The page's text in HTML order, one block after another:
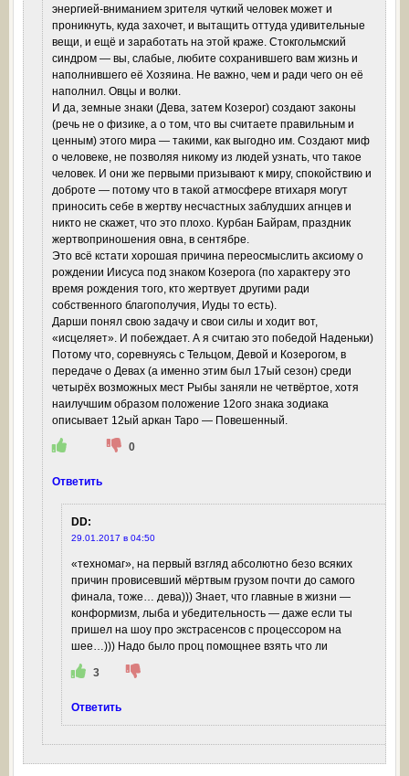
энергией-вниманием зрителя чуткий человек может и
проникнуть, куда захочет, и вытащить оттуда удивительные
вещи, и ещё и заработать на этой краже. Стокгольмский
синдром — вы, слабые, любите сохранившего вам жизнь и
наполнившего её Хозяина. Не важно, чем и ради чего он её
наполнил. Овцы и волки.
И да, земные знаки (Дева, затем Козерог) создают законы
(речь не о физике, а о том, что вы считаете правильным и
ценным) этого мира — такими, как выгодно им. Создают миф
о человеке, не позволяя никому из людей узнать, что такое
человек. И они же первыми призывают к миру, спокойствию и
доброте — потому что в такой атмосфере втихаря могут
приносить себе в жертву несчастных заблудших агнцев и
никто не скажет, что это плохо. Курбан Байрам, праздник
жертвоприношения овна, в сентябре.
Это всё кстати хорошая причина переосмыслить аксиому о
рождении Иисуса под знаком Козерога (по характеру это
время рождения того, кто жертвует другими ради
собственного благополучия, Иуды то есть).
Дарши понял свою задачу и свои силы и ходит вот,
«исцеляет». И побеждает. А я считаю это победой Наденьки)
Потому что, соревнуясь с Тельцом, Девой и Козерогом, в
передаче о Девах (а именно этим был 17ый сезон) среди
четырёх возможных мест Рыбы заняли не четвёртое, хотя
наилучшим образом положение 12ого знака зодиака
описывает 12ый аркан Таро — Повешенный.
0
Ответить
DD:
29.01.2017 в 04:50
«техномаг», на первый взгляд абсолютно безо всяких
причин провисевший мёртвым грузом почти до самого
финала, тоже… дева))) Знает, что главные в жизни —
конформизм, лыба и убедительность — даже если ты
пришел на шоу про экстрасенсов с процессором на
шее…))) Надо было проц помощнее взять что ли
3
Ответить